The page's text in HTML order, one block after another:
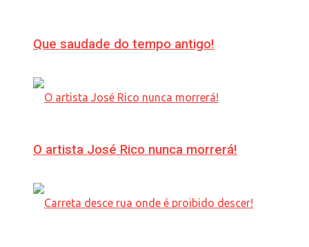
Que saudade do tempo antigo!
O artista José Rico nunca morrerá!